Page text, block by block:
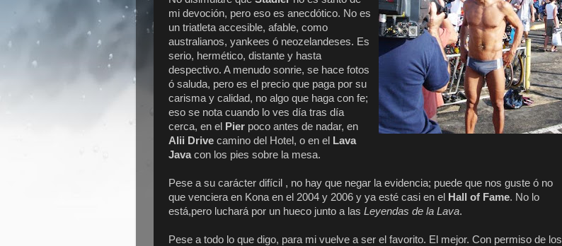
mi devoción, pero eso es anecdótico. No es
un triatleta accesible, afable, como
australianos, yankees ó neozelandeses. Es
serio, hermético, distante y hasta
despectivo. A menudo sonrie, se hace fotos
ó saluda, pero es el precio que paga por su
carisma y calidad, no algo que haga con fe;
eso se nota cuando lo ves día tras día
cerca, en el
Pier poco antes de nadar, en
Alii Drive camino del Hotel, o en el
Lava
Javacon los pies sobre la mesa.
Pese a su carácter difícil , no hay que negar la evidencia; puede que nos guste ó no
que venciera en Kona en el 2004 y 2006 y ya esté casi en el
Hall of Fame. No lo
está,pero luchará por un hueco junto a las Leyendas de la Lava.
Pese a todo lo que digo, para mi vuelve a ser el favorito. El mejor. Con permiso de los